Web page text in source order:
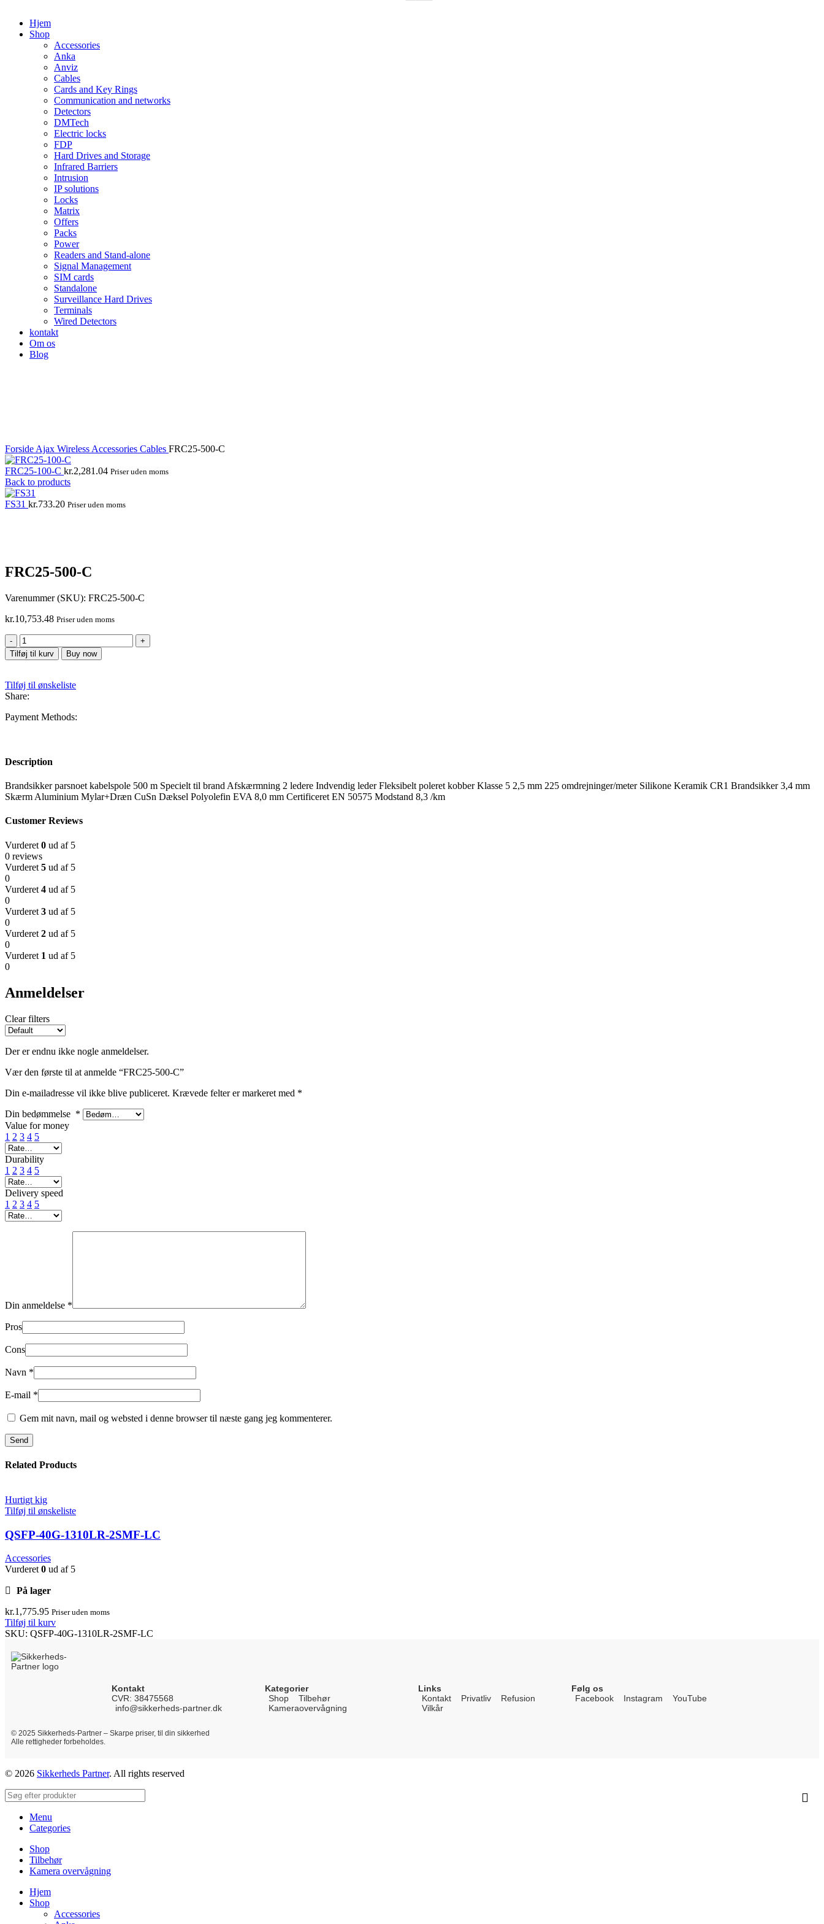
Hjem
Shop
Accessories
Anka
Anviz
Cables
Cards and Key Rings
Communication and networks
Detectors
DMTech
Electric locks
FDP
Hard Drives and Storage
Infrared Barriers
Intrusion
IP solutions
Locks
Matrix
Offers
Packs
Power
Readers and Stand-alone
Signal Management
SIM cards
Standalone
Surveillance Hard Drives
Terminals
Wired Detectors
kontakt
Om os
Blog
Forside Ajax Wireless Accessories Cables FRC25-500-C
FRC25-100-C kr.2,281.04 Priser uden moms
Back to products
FS31 kr.733.20 Priser uden moms
FRC25-500-C
Varenummer (SKU): FRC25-500-C
kr.10,753.48 Priser uden moms
FRC25-
500-
C
Tilføj til kurv Buy now
Tilføj til ønskeliste
Share:
Payment Methods:
Description
Brandsikker parsnoet kabelspole 500 m Specielt til brand Afskærmning 2 ledere Indvendig leder Fleksibelt poleret kobber Klasse 5 2,5 mm 225 omdrejninger/meter Silikone Keramik CR1 Brandsikker 3,4 mm
Skærm Aluminium Mylar+Dræn CuSn Dæksel Polyolefin EVA 8,0 mm Certificeret EN 50575 Modstand 8,3 /km
Customer Reviews
Vurderet 0 ud af 5
0 reviews
Vurderet 5 ud af 5
0
Vurderet 4 ud af 5
0
Vurderet 3 ud af 5
0
Vurderet 2 ud af 5
0
Vurderet 1 ud af 5
0
Anmeldelser
Clear filters
Der er endnu ikke nogle anmeldelser.
Vær den første til at anmelde “FRC25-500-C”
Din e-mailadresse vil ikke blive publiceret. Krævede felter er markeret med *
Din bedømmelse *
Value for money
1 2 3 4 5
Durability
1 2 3 4 5
Delivery speed
1 2 3 4 5
Din anmeldelse *
Pros
Cons
Navn *
E-mail *
Gem mit navn, mail og websted i denne browser til næste gang jeg kommenterer.
Related Products
Hurtigt kig
Tilføj til ønskeliste
QSFP-40G-1310LR-2SMF-LC
Accessories
Vurderet0 ud af 5
På lager
kr.1,775.95 Priser uden moms
Tilføj til kurv
SKU: QSFP-40G-1310LR-2SMF-LC
Kontakt
CVR: 38475568
info@sikkerheds-partner.dk
Kategorier
Shop
Tilbehør
Kameraovervågning
Links
Kontakt
Privatliv
Refusion
Vilkår
Følg os
Facebook
Instagram YouTube
© 2025 Sikkerheds-Partner – Skarpe priser, til din sikkerhed
Alle rettigheder forbeholdes.
© 2026 Sikkerheds Partner. All rights reserved
Menu
Categories
Shop
Tilbehør
Kamera overvågning
Hjem
Shop
Accessories